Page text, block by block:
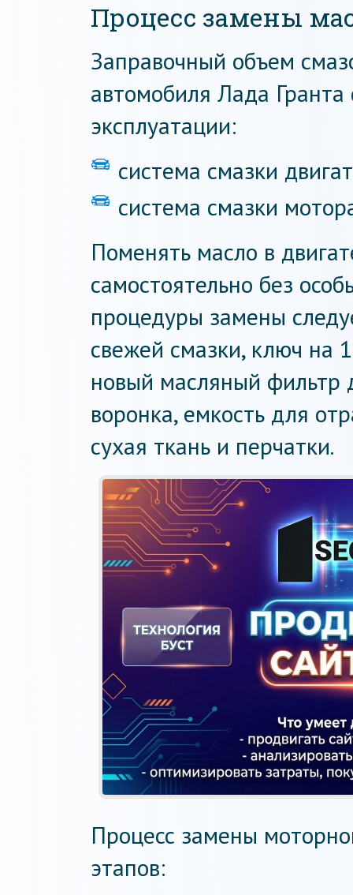
Процесс замены
Заправочный объем
автомобиля Лада Гранта
эксплуатации:
система смазки
система смазки
Поменять масло в
самостоятельно без
процедуры замены
свежей смазки, ключ на
новый масляный фильтр
воронка, емкость для
сухая ткань и перчатки.
Процесс замены
этапов: